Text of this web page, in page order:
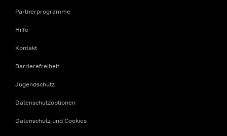
Partnerprogramme
Hilfe
Kontakt
Barrierefreiheit
Jugendschutz
Datenschutzoptionen
Datenschutz und Cookies